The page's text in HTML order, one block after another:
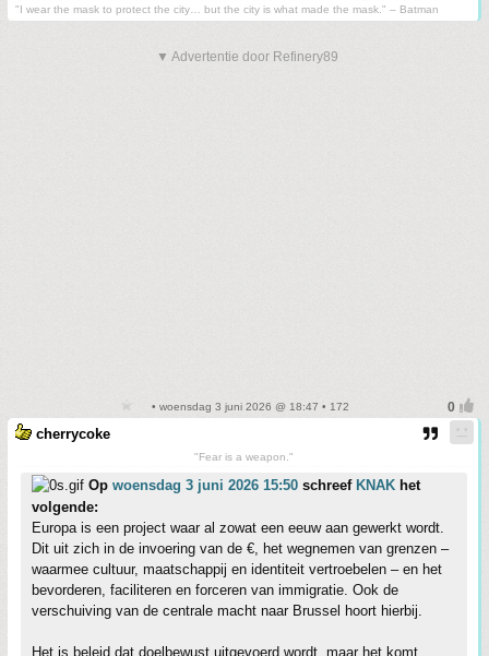
"I wear the mask to protect the city… but the city is what made the mask." – Batman
▼ Advertentie door Refinery89
• woensdag 3 juni 2026 @ 18:47 • 172
cherrycoke
"Fear is a weapon."
Op woensdag 3 juni 2026 15:50 schreef KNAK het
volgende:
Europa is een project waar al zowat een eeuw aan gewerkt wordt.
Dit uit zich in de invoering van de €, het wegnemen van grenzen –
waarmee cultuur, maatschappij en identiteit vertroebelen – en het
bevorderen, faciliteren en forceren van immigratie. Ook de
verschuiving van de centrale macht naar Brussel hoort hierbij.
Het is beleid dat doelbewust uitgevoerd wordt, maar het komt